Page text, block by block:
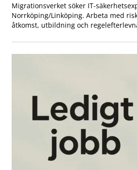
Migrationsverket söker IT-
Norrköping/Linköping. Arbeta med
åtkomst, utbildning och